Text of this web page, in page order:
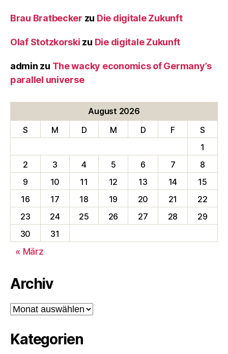
Brau Bratbecker zu Die digitale Zukunft
Olaf Stotzkorski zu Die digitale Zukunft
admin zu The wacky economics of Germany’s
parallel universe
August 2026
S
M D M D F
S
1
2
3 4 5 6 7
8
9
10 11 12 13 14
15
16
17 18 19 20 21
22
23
24 25 26 27 28
29
30
31
« März
Archiv
Archiv
Kategorien